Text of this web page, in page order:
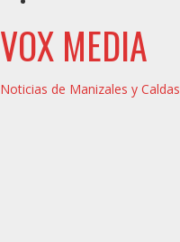
VOX MEDIA
Noticias de Manizales y Caldas